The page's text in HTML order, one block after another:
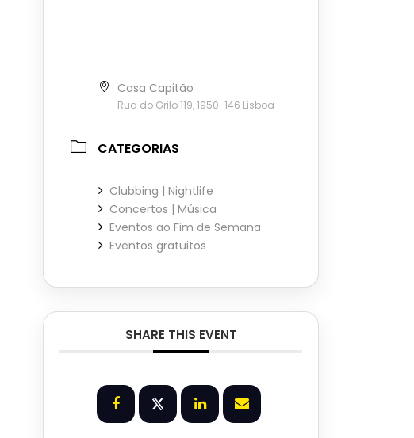
Casa Capitão
Rua do Grilo 119, 1950-146 Lisboa
CATEGORIAS
Clubbing | Nightlife
Concertos | Música
Eventos ao Fim de Semana
Eventos gratuitos
SHARE THIS EVENT